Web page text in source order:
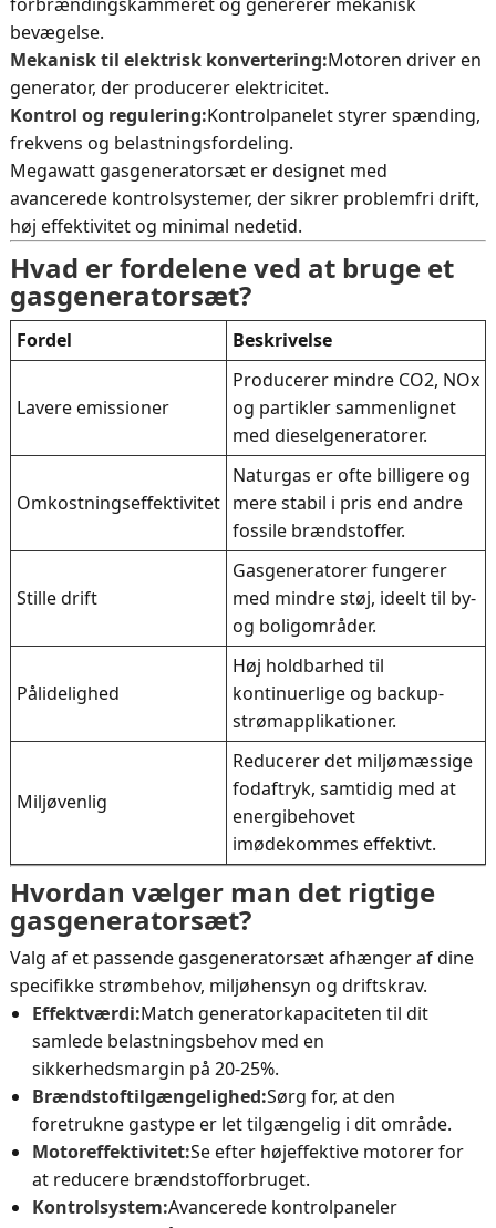
bevægelse.
Mekanisk til elektrisk konvertering:Motoren driver en
generator, der producerer elektricitet.
Kontrol og regulering:Kontrolpanelet styrer spænding,
frekvens og belastningsfordeling.
Megawatt gasgeneratorsæt er designet med
avancerede kontrolsystemer, der sikrer problemfri drift,
høj effektivitet og minimal nedetid.
Hvad er fordelene ved at bruge et
gasgeneratorsæt?
Fordel Beskrivelse
Lavere emissioner
Producerer mindre CO2, NOx
og partikler sammenlignet
med dieselgeneratorer.
Omkostningseffektivitet
Naturgas er ofte billigere og
mere stabil i pris end andre
fossile brændstoffer.
Stille drift
Gasgeneratorer fungerer
med mindre støj, ideelt til by-
og boligområder.
Pålidelighed
Høj holdbarhed til
kontinuerlige og backup-
strømapplikationer.
Miljøvenlig
Reducerer det miljømæssige
fodaftryk, samtidig med at
energibehovet
imødekommes effektivt.
Hvordan vælger man det rigtige
gasgeneratorsæt?
Valg af et passende gasgeneratorsæt afhænger af dine
specifikke strømbehov, miljøhensyn og driftskrav.
Effektværdi:Match generatorkapaciteten til dit
samlede belastningsbehov med en
sikkerhedsmargin på 20-25%.
Brændstoftilgængelighed:Sørg for, at den
foretrukne gastype er let tilgængelig i dit område.
Motoreffektivitet:Se efter højeffektive motorer for
at reducere brændstofforbruget.
Kontrolsystem:Avancerede kontrolpaneler